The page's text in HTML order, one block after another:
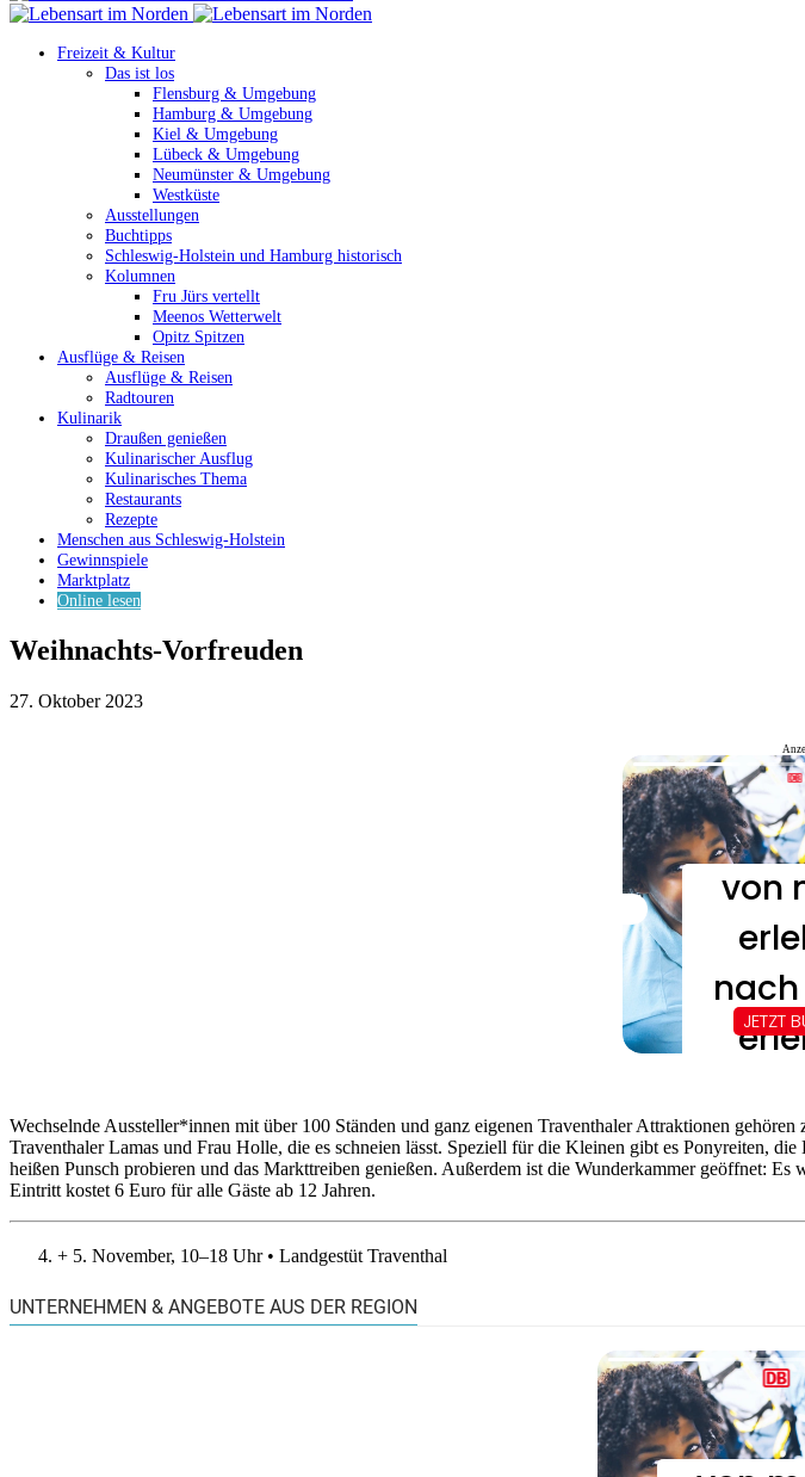
Freizeit & Kultur
Das ist los
Flensburg & Umgebung
Hamburg & Umgebung
Kiel & Umgebung
Lübeck & Umgebung
Neumünster & Umgebung
Westküste
Ausstellungen
Buchtipps
Schleswig-Holstein und Hamburg historisch
Kolumnen
Fru Jürs vertellt
Meenos Wetterwelt
Opitz Spitzen
Ausflüge & Reisen
Ausflüge & Reisen
Radtouren
Kulinarik
Draußen genießen
Kulinarischer Ausflug
Kulinarisches Thema
Restaurants
Rezepte
Menschen aus Schleswig-Holstein
Gewinnspiele
Marktplatz
Online lesen
Weihnachts-Vorfreuden
27. Oktober 2023
Wechselnde Aussteller*innen mit über 100 Ständen und ganz eigenen Traventhaler Attraktionen
Traventhaler Lamas und Frau Holle, die es schneien lässt. Speziell für die Kleinen gibt es Ponyreiten,
heißen Punsch probieren und das Markttreiben genießen. Außerdem ist die Wunderkammer geöffnet:
Eintritt kostet 6 Euro für alle Gäste ab 12 Jahren.
+ 5. November, 10–18 Uhr • Landgestüt Traventhal